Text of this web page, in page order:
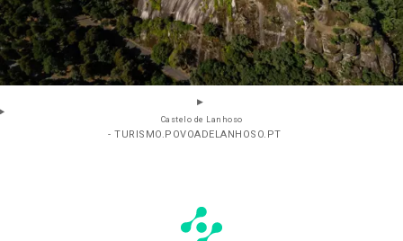
Castelo de Lanhoso
- TURISMO.POVOADELANHOSO.PT